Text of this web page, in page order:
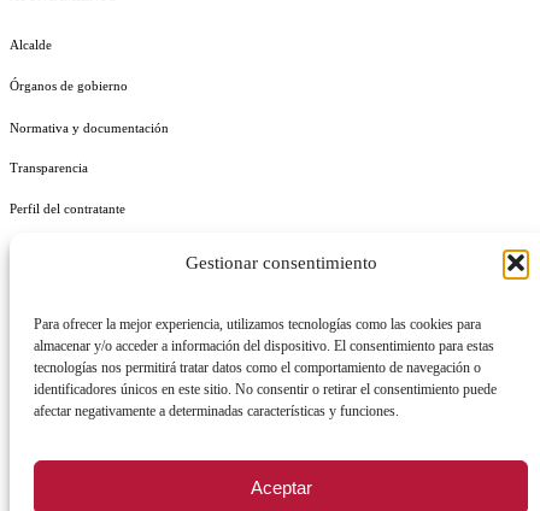
Gestionar consentimiento
Para ofrecer la mejor experiencia, utilizamos tecnologías como las cookies para
almacenar y/o acceder a información del dispositivo. El consentimiento para estas
tecnologías nos permitirá tratar datos como el comportamiento de navegación o
identificadores únicos en este sitio. No consentir o retirar el consentimiento puede
afectar negativamente a determinadas características y funciones.
Aceptar
Alcalde
Órganos de gobierno
Normativa y documentación
Transparencia
Perfil del contratante